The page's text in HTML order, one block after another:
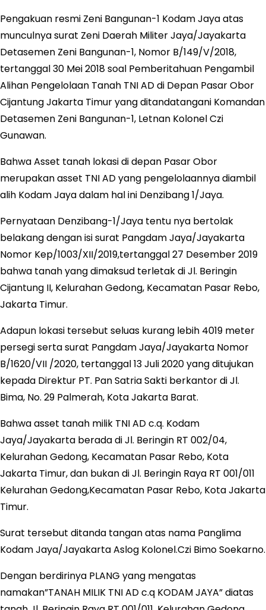
Pengakuan resmi Zeni Bangunan-1 Kodam Jaya atas
munculnya surat Zeni Daerah Militer Jaya/Jayakarta
Detasemen Zeni Bangunan-1, Nomor B/149/V/2018,
tertanggal 30 Mei 2018 soal Pemberitahuan Pengambil
Alihan Pengelolaan Tanah TNI AD di Depan Pasar Obor
Cijantung Jakarta Timur yang ditandatangani Komandan
Detasemen Zeni Bangunan-1, Letnan Kolonel Czi
Gunawan.
Bahwa Asset tanah lokasi di depan Pasar Obor
merupakan asset TNI AD yang pengelolaannya diambil
alih Kodam Jaya dalam hal ini Denzibang 1/Jaya.
Pernyataan Denzibang-1/Jaya tentu nya bertolak
belakang dengan isi surat Pangdam Jaya/Jayakarta
Nomor Kep/1003/XII/2019,tertanggal 27 Desember 2019
bahwa tanah yang dimaksud terletak di Jl. Beringin
Cijantung II, Kelurahan Gedong, Kecamatan Pasar Rebo,
Jakarta Timur.
Adapun lokasi tersebut seluas kurang lebih 4019 meter
persegi serta surat Pangdam Jaya/Jayakarta Nomor
B/1620/VII /2020, tertanggal 13 Juli 2020 yang ditujukan
kepada Direktur PT. Pan Satria Sakti berkantor di Jl.
Bima, No. 29 Palmerah, Kota Jakarta Barat.
Bahwa asset tanah milik TNI AD c.q. Kodam
Jaya/Jayakarta berada di Jl. Beringin RT 002/04,
Kelurahan Gedong, Kecamatan Pasar Rebo, Kota
Jakarta Timur, dan bukan di Jl. Beringin Raya RT 001/011
Kelurahan Gedong,Kecamatan Pasar Rebo, Kota Jakarta
Timur.
Surat tersebut ditanda tangan atas nama Panglima
Kodam Jaya/Jayakarta Aslog Kolonel.Czi Bimo Soekarno.
Dengan berdirinya PLANG yang mengatas
namakan”TANAH MILIK TNI AD c.q KODAM JAYA” diatas